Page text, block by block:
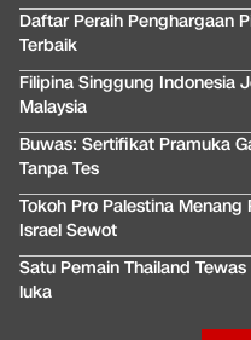
Daftar Peraih Penghargaan
Terbaik
Filipina Singgung Indonesia
Malaysia
Buwas: Sertifikat Pramuka
Tanpa Tes
Tokoh Pro Palestina
Israel Sewot
Satu Pemain Thailand
luka